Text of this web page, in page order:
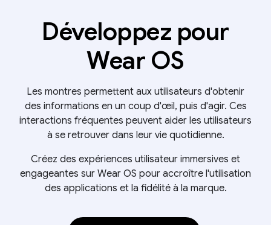
Développez pour
Wear OS
Les montres permettent aux utilisateurs d'obtenir
des informations en un coup d'œil, puis d'agir. Ces
interactions fréquentes peuvent aider les utilisateurs
à se retrouver dans leur vie quotidienne.
Créez des expériences utilisateur immersives et
engageantes sur Wear OS pour accroître l'utilisation
des applications et la fidélité à la marque.